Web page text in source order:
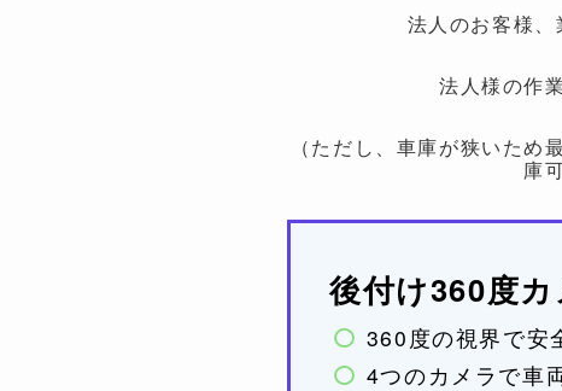
法人のお客様
法人様の作
（ただし、車庫が狭いた
庫
後付け360度
360度の視界で安
4つのカメラで車